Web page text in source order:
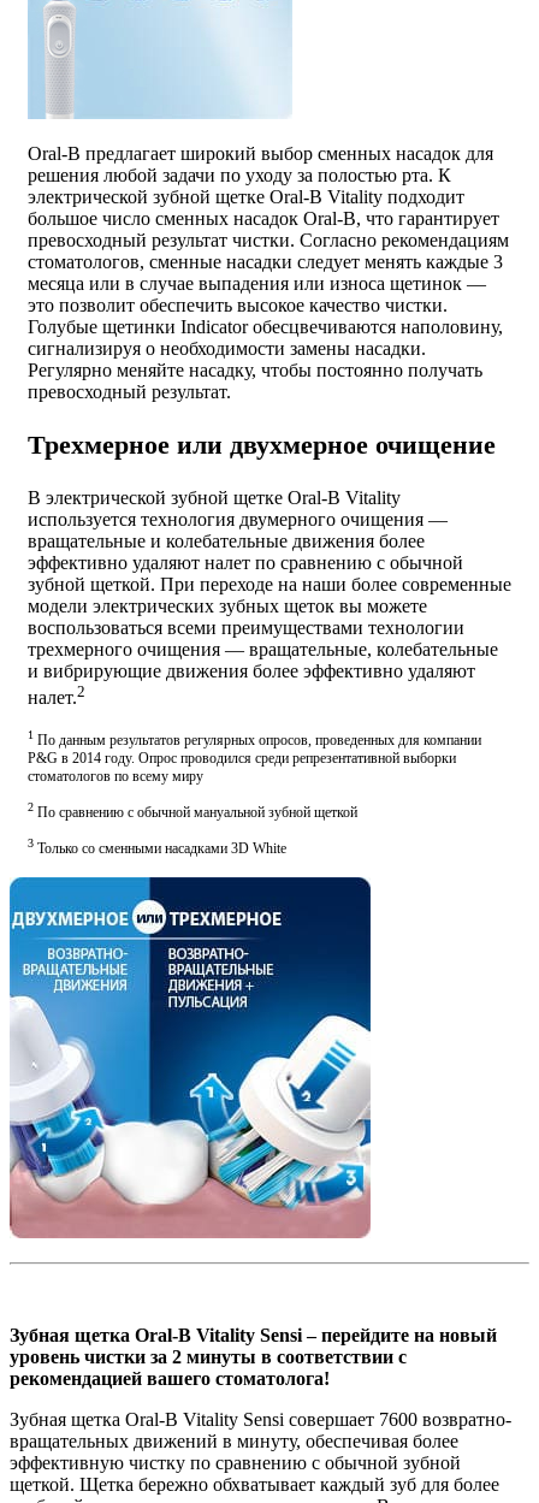
Oral-B предлагает широкий выбор сменных насадок для
решения любой задачи по уходу за полостью рта. К
электрической зубной щетке Oral-B Vitality подходит
большое число сменных насадок Oral-B, что гарантирует
превосходный результат чистки. Согласно рекомендациям
стоматологов, сменные насадки следует менять каждые 3
месяца или в случае выпадения или износа щетинок —
это позволит обеспечить высокое качество чистки.
Голубые щетинки Indicator обесцвечиваются наполовину,
сигнализируя о необходимости замены насадки.
Регулярно меняйте насадку, чтобы постоянно получать
превосходный результат.
Трехмерное или двухмерное очищение
В электрической зубной щетке Oral-B Vitality
используется технология двумерного очищения —
вращательные и колебательные движения более
эффективно удаляют налет по сравнению с обычной
зубной щеткой. При переходе на наши более современные
модели электрических зубных щеток вы можете
воспользоваться всеми преимуществами технологии
трехмерного очищения — вращательные, колебательные
и вибрирующие движения более эффективно удаляют
налет.2
1 По данным результатов регулярных опросов, проведенных для компании
P&G в 2014 году. Опрос проводился среди репрезентативной выборки
стоматологов по всему миру
2 По сравнению с обычной мануальной зубной щеткой
3 Только со сменными насадками 3D White
Зубная щетка Oral-B Vitality Sensi – перейдите на новый
уровень чистки за 2 минуты в соответствии с
рекомендацией вашего стоматолога!
Зубная щетка Oral-B Vitality Sensi совершает 7600 возвратно-
вращательных движений в минуту, обеспечивая более
эффективную чистку по сравнению с обычной зубной
щеткой. Щетка бережно обхватывает каждый зуб для более